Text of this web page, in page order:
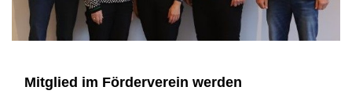
Mitglied im Förderverein werden